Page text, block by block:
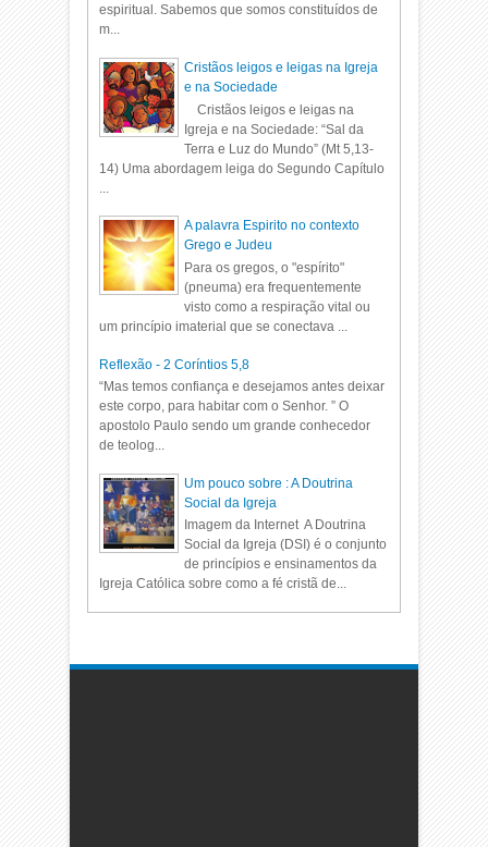
espiritual. Sabemos que somos constituídos de
m...
Cristãos leigos e leigas na Igreja
e na Sociedade
Cristãos leigos e leigas na
Igreja e na Sociedade: “Sal da
Terra e Luz do Mundo” (Mt 5,13-
14) Uma abordagem leiga do Segundo Capítulo
A palavra Espirito no contexto
Grego e Judeu
Para os gregos, o "espírito"
(pneuma) era frequentemente
visto como a respiração vital ou
um princípio imaterial que se conectava ...
Reflexão - 2 Coríntios 5,8
“Mas temos confiança e desejamos antes deixar
este corpo, para habitar com o Senhor. ” O
apostolo Paulo sendo um grande conhecedor
de teolog...
Um pouco sobre : A Doutrina
Social da Igreja
Imagem da Internet A Doutrina
Social da Igreja (DSI) é o conjunto
de princípios e ensinamentos da
Igreja Católica sobre como a fé cristã de...